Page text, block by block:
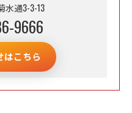
水通3-3-13
9666
はこちら